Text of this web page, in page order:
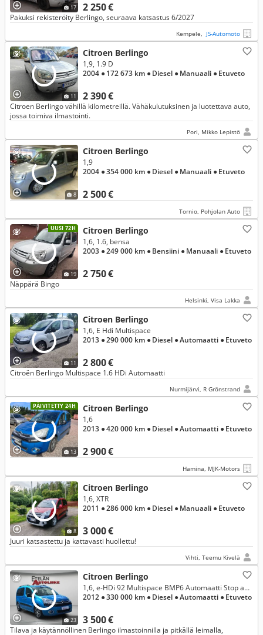
17 2 250 €
Pakuksi rekisteröity Berlingo, seuraava katsastus 6/2027
Kempele, JS-Automoto
11
Citroen Berlingo
2 390 €
1,9, 1.9 D
2004 ● 172 673 km ● Diesel ● Manuaali ● Etuveto
Citroen Berlingo vähillä kilometreillä. Vähäkulutuksinen ja luotettava auto,
jossa toimiva ilmastointi.
Pori, Mikko Lepistö
8
Citroen Berlingo
2 500 €
1,9
2004 ● 354 000 km ● Diesel ● Manuaali ● Etuveto
Tornio, Pohjolan Auto
UUSI 72H
19
Citroen Berlingo
2 750 €
1,6, 1.6, bensa
2003 ● 249 000 km ● Bensiini ● Manuaali ● Etuveto
Näppärä Bingo
Helsinki, Visa Lakka
11
Citroen Berlingo
2 800 €
1,6, E Hdi Multispace
2013 ● 290 000 km ● Diesel ● Automaatti ● Etuveto
Citroën Berlingo Multispace 1.6 HDi Automaatti
Nurmijärvi, R Grönstrand
PÄIVITETTY 24H
13
Citroen Berlingo
2 900 €
1,6
2013 ● 420 000 km ● Diesel ● Automaatti ● Etuveto
Hamina, MJK-Motors
8
Citroen Berlingo
3 000 €
1,6, XTR
2011 ● 286 000 km ● Diesel ● Manuaali ● Etuveto
Juuri katsastettu ja kattavasti huollettu!
Vihti, Teemu Kivelä
23
Citroen Berlingo
3 500 €
1,6, e-HDi 92 Multispace BMP6 Automaatti Stop and Start | Suomi-auto | Vakionopeudensäädin | Tutkat taakse | Katsastus 7/27
2012 ● 330 000 km ● Diesel ● Automaatti ● Etuveto
Tilava ja käytännöllinen Berlingo ilmastoinnilla ja pitkällä leimalla,